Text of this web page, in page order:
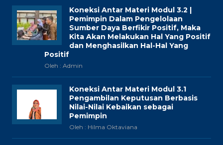
Koneksi Antar Materi Modul 3.2 |
Pemimpin Dalam Pengelolaan
Sumber Daya Berfikir Positif, Maka
Kita Akan Melakukan Hal Yang Positif
dan Menghasilkan Hal-Hal Yang
Positif
Oleh : Admin
Koneksi Antar Materi Modul 3.1
Pengambilan Keputusan Berbasis
Nilai-Nilai Kebaikan sebagai
Pemimpin
Oleh : Hilma Oktaviana